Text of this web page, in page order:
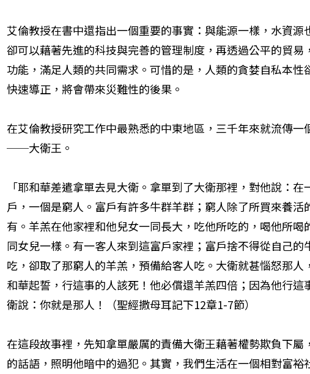
艾倫教授在書中還指出一個重要的事實：與能源一樣，水資
卻可以藉著先進的科技與完善的管理制度，再透過公平的貿易
功能，滿足人類的共同需求。可惜的是，人類的貪婪自私本性
快速導正，將會帶來災難性的後果。
在艾倫教授研究工作中最熟悉的中東地區，三千年來就流傳一
──大衛王。
「耶和華差遣拿單去見大衛。拿單到了大衛那裡，對他說：
戶，一個是窮人。富戶有許多牛群羊群；窮人除了所買來養
有。羊羔在他家裡和他兒女一同長大，吃他所吃的，喝他所喝
同女兒一樣。有一客人來到這富戶家裡；富戶捨不得從自己的
吃，卻取了那窮人的羊羔，預備給客人吃。大衛就甚惱怒那人
和華起誓，行這事的人該死！他必償還羊羔四倍；因為他行這
衛說：你就是那人！（聖經撒母耳記下12章1-7節）
在這段故事裡，先知拿單嚴厲的責備大衛王藉著權勢欺負下屬
的話語，照明他暗中的過犯。其實，我們生活在一個相對富裕